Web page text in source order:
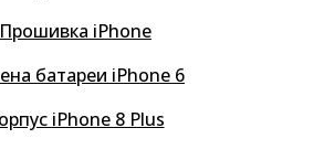
Прошивка iPhone
iPhone 8 Plus
батареи iPhone 6